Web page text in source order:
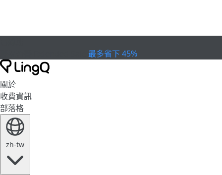
最多省下 45%
關於
收費資訊
部落格
zh-tw